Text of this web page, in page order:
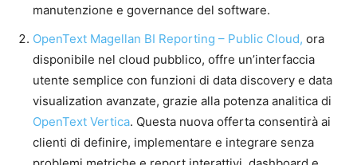
manutenzione e governance del software.
OpenText Magellan BI Reporting – Public Cloud, ora
disponibile nel cloud pubblico, offre un’interfaccia
utente semplice con funzioni di data discovery e data
visualization avanzate, grazie alla potenza analitica di
OpenText Vertica. Questa nuova offerta consentirà ai
clienti di definire, implementare e integrare senza